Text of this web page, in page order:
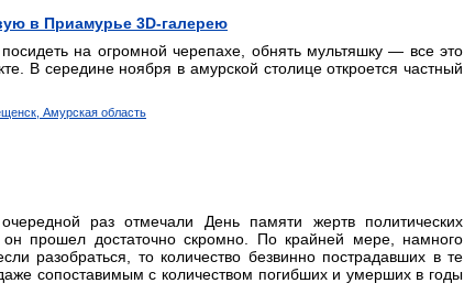
в Приамурье 3D-галерею
на огромной черепахе, обнять мультяшку — все это
В середине ноября в амурской столице откроется частный
Амурская область
раз отмечали День памяти жертв политических
прошел достаточно скромно. По крайней мере, намного
разобраться, то количество безвинно пострадавших в те
сопоставимым с количеством погибших и умерших в годы